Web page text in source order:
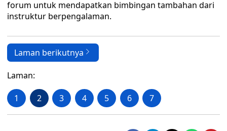
forum untuk mendapatkan bimbingan tambahan dari
instruktur berpengalaman.
Laman berikutnya
Laman:
1 2 3 4 5 6 7